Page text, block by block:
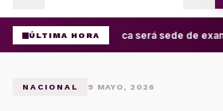
ÚLTIMA HORAOaxaca será sede de
NACIONAL 9 MAYO, 2026